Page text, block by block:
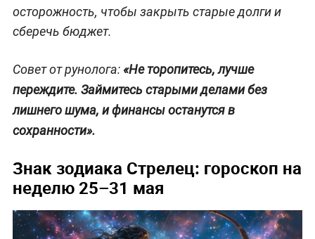
осторожность, чтобы закрыть старые долги и
сберечь бюджет.
Совет от рунолога:«Не торопитесь, лучше
переждите. Займитесь старыми делами без
лишнего шума, и финансы останутся в
сохранности».
Знак зодиака Стрелец: гороскоп на
неделю 25–31 мая